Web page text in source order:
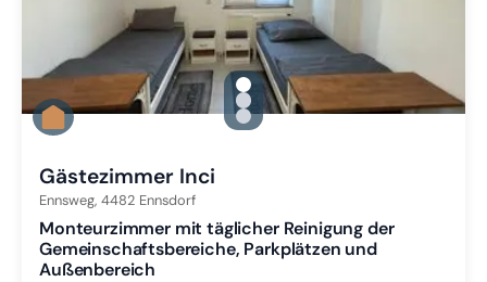
gallery.slide_selector
Zu Slide 1 wechseln
Zu Slide 2 wechseln
Zu Slide 3 wechseln
Gästezimmer Inci
Ennsweg, 4482 Ennsdorf
Monteurzimmer mit täglicher Reinigung der
Gemeinschaftsbereiche, Parkplätzen und
Außenbereich